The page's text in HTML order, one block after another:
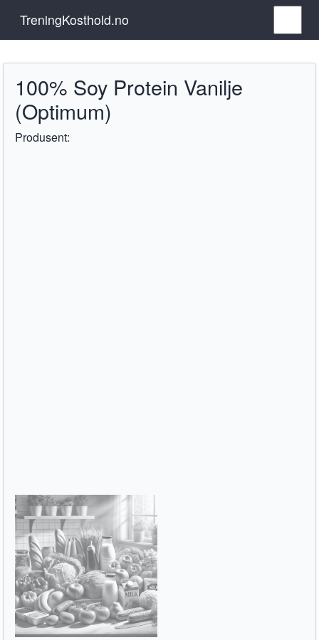
TreningKosthold.no
100% Soy Protein Vanilje
(Optimum)
Produsent: